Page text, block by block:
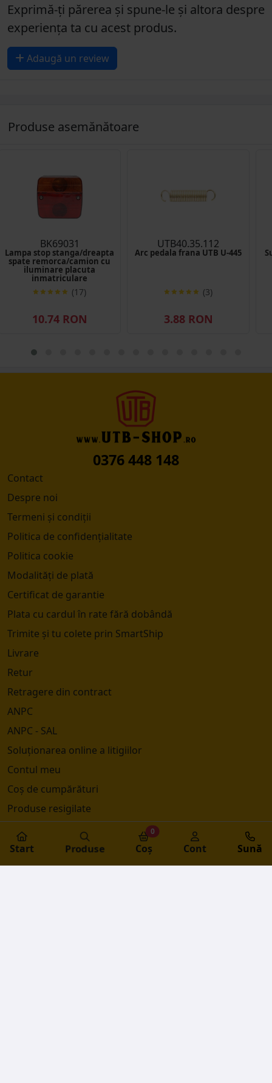
Exprimă-ți părerea și spune-le și altora despre
experiența ta cu acest produs.
Adaugă un review
Produse asemănătoare
BK69031
Lampa stop stanga/dreapta
spate remorca/camion cu
iluminare placuta
inmatriculare
105x97x49mm
(17)
10.74 RON
UTB40.35.112
Arc pedala frana UTB U-445
(3)
3.88 RON
0376 448 148
Contact
Despre noi
Termeni și condiții
Politica de confidențialitate
Politica cookie
Modalități de plată
Certificat de garantie
Plata cu cardul în rate fără dobândă
Trimite și tu colete prin SmartShip
Livrare
Retur
Retragere din contract
ANPC
ANPC - SAL
Soluționarea online a litigiilor
Contul meu
Coș de cumpărături
Produse resigilate
Start Produse Coș
0
Cont Sună